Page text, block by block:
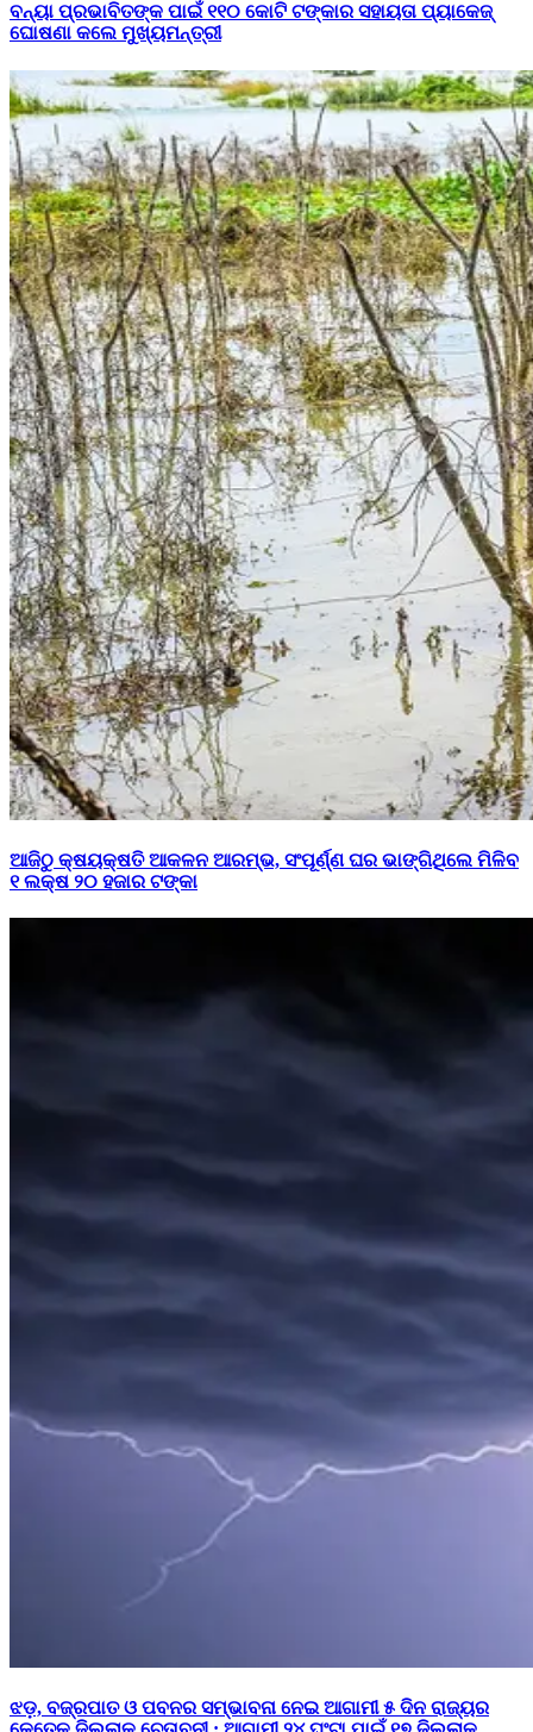
ବନ୍ୟା ପ୍ରଭାବିତଙ୍କ ପାଇଁ ୧୧୦ କୋଟି ଟଙ୍କାର ସହାୟତା ପ୍ୟାକେଜ୍
ଘୋଷଣା କଲେ ମୁଖ୍ୟମନ୍ତ୍ରୀ
ଆଜିଠୁ କ୍ଷୟକ୍ଷତି ଆକଳନ ଆରମ୍ଭ, ସଂପୂର୍ଣ୍ଣ ଘର ଭାଙ୍ଗିଥିଲେ ମିଳିବ
୧ ଲକ୍ଷ ୨୦ ହଜାର ଟଙ୍କା
ଝଡ଼, ବଜ୍ରପାତ ଓ ପବନର ସମ୍ଭାବନା ନେଇ ଆଗାମୀ ୫ ଦିନ ରାଜ୍ୟର